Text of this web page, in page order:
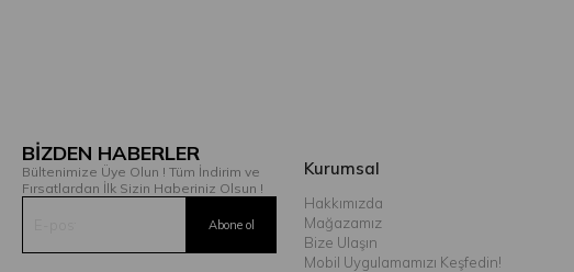
BİZDEN HABERLER
Bültenimize Üye Olun ! Tüm İndirim ve
Fırsatlardan İlk Sizin Haberiniz Olsun !
Kurumsal
Hakkımızda
Mağazamız
Bize Ulaşın
Mobil Uygulamamızı Keşfedin!